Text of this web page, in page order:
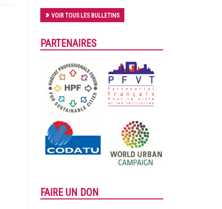
VOIR TOUS LES BULLETINS
PARTENAIRES
FAIRE UN DON